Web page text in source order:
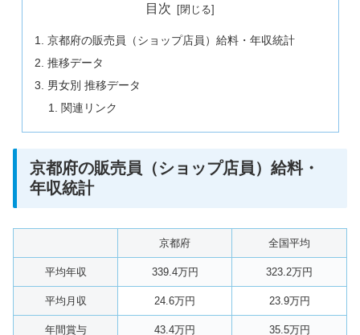
目次
京都府の販売員（ショップ店員）給料・年収統計
推移データ
男女別 推移データ
関連リンク
京都府の販売員（ショップ店員）給料・
年収統計
京都府 全国平均
平均年収 339.4万円 323.2万円
平均月収 24.6万円 23.9万円
年間賞与 43.4万円 35.5万円